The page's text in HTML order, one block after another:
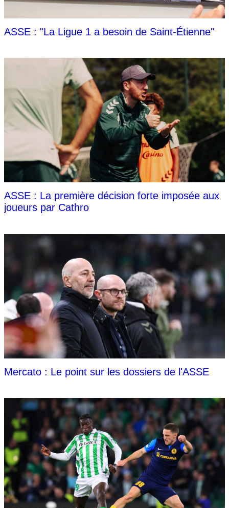
ASSE : "La Ligue 1 a besoin de Saint-Étienne"
ASSE : La première décision forte imposée aux
joueurs par Cathro
Mercato : Le point sur les dossiers de l'ASSE